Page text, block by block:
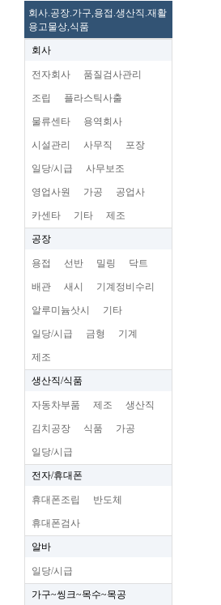
회사.공장.가구,용접.생산직.재활
용고물상,식품
회사
전자회사 품질검사관리
조립 플라스틱사출
물류센타 용역회사
시설관리 사무직 포장
일당/시급 사무보조
영업사원 가공 공업사
카센타 기타 제조
공장
용접 선반 밀링 닥트
배관 새시 기계정비수리
알루미늄삿시 기타
일당/시급 금형 기계
제조
생산직/식품
자동차부품 제조 생산직
김치공장 식품 가공
일당/시급
전자/휴대폰
휴대폰조립 반도체
휴대폰검사
알바
일당/시급
가구~씽크~목수~목공